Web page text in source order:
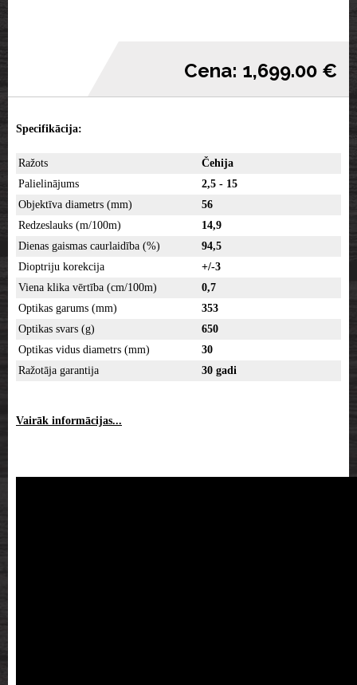
Cena: 1,699.00 €
Specifikācija:
Ražots
Čehija
Palielinājums
2,5 - 15
Objektīva diametrs (mm)
56
Redzeslauks (m/100m)
14,9
Dienas gaismas caurlaidība (%)
94,5
Dioptriju korekcija
+/-3
Viena klika vērtība (cm/100m)
0,7
Optikas garums (mm)
353
Optikas svars (g)
650
Optikas vidus diametrs (mm)
30
Ražotāja garantija
30 gadi
Vairāk informācijas...